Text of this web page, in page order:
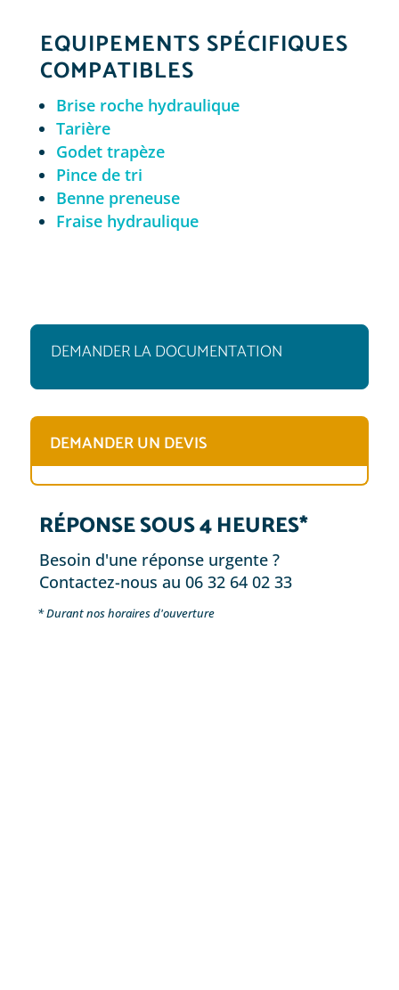
EQUIPEMENTS SPÉCIFIQUES
COMPATIBLES
Brise roche hydraulique
Tarière
Godet trapèze
Pince de tri
Benne preneuse
Fraise hydraulique
DEMANDER LA DOCUMENTATION
DEMANDER UN DEVIS
RÉPONSE SOUS 4 HEURES*
Besoin d'une réponse urgente ?
Contactez-nous au 06 32 64 02 33
* Durant nos horaires d'ouverture